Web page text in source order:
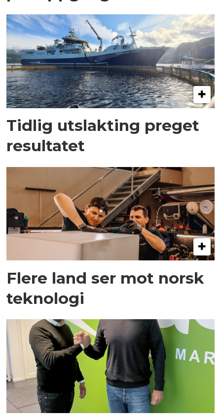
Tidlig utslakting preget
resultatet
Flere land ser mot norsk
teknologi